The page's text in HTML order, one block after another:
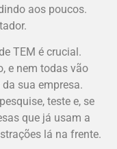
aos poucos.
TEM é crucial.
e nem todas vão
sua empresa.
teste e, se
que já usam a
lá na frente.